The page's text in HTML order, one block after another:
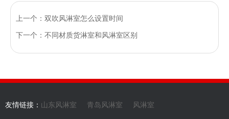
上一个：双吹风淋室怎么设置时间
下一个：不同材质货淋室和风淋室区别
友情链接： 山东风淋室 青岛风淋室 风淋室